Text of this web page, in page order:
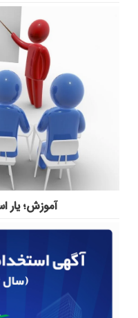
آموزش؛ یار